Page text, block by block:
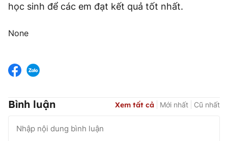
học sinh để các em đạt kết quả tốt nhất.
None
Bình luận Xem tất cả Mới nhất Cũ nhất